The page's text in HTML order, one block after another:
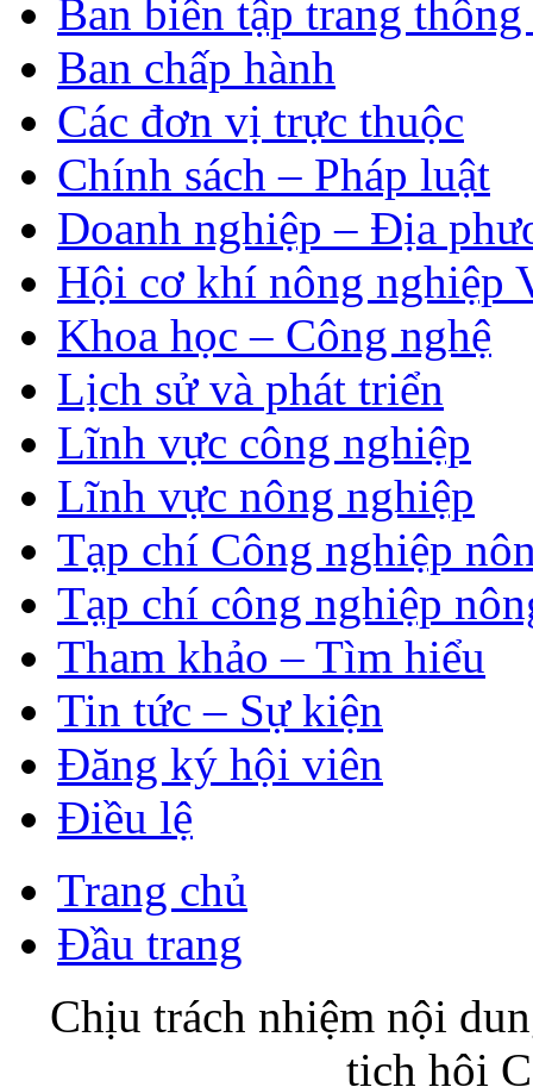
Ban biên tập trang
Ban chấp hành
Các đơn vị trực thuộc
Chính sách – Pháp luật
Doanh nghiệp – Địa
Hội cơ khí nông nghiệp
Khoa học – Công nghệ
Lịch sử và phát triển
Lĩnh vực công nghiệp
Lĩnh vực nông nghiệp
Tạp chí Công nghiệp
Tạp chí công nghiệp
Tham khảo – Tìm hiểu
Tin tức – Sự kiện
Đăng ký hội viên
Điều lệ
Trang chủ
Đầu trang
Chịu trách nhiệm nội
tịch hội